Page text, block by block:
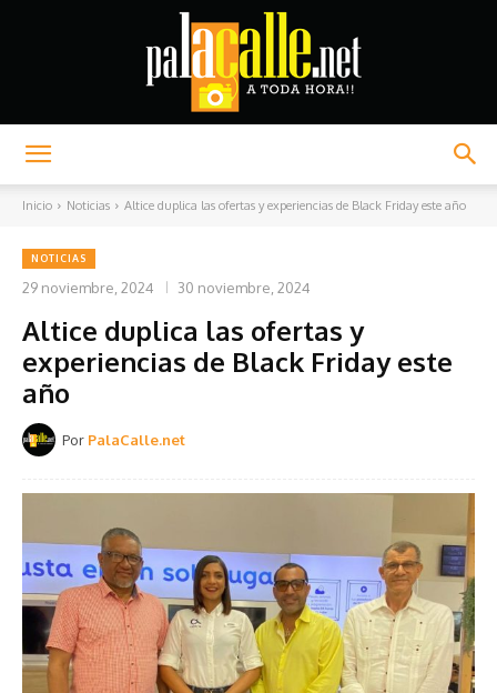
Inicio Noticias Altice duplica las ofertas y experiencias de Black Friday este año
NOTICIAS
29 noviembre, 2024 30 noviembre, 2024
Altice duplica las ofertas y
experiencias de Black Friday este
año
Por PalaCalle.net